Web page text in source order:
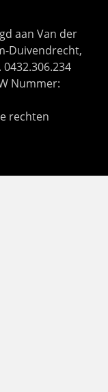
aan Van der
Duivendrecht,
Nummer:
rechten